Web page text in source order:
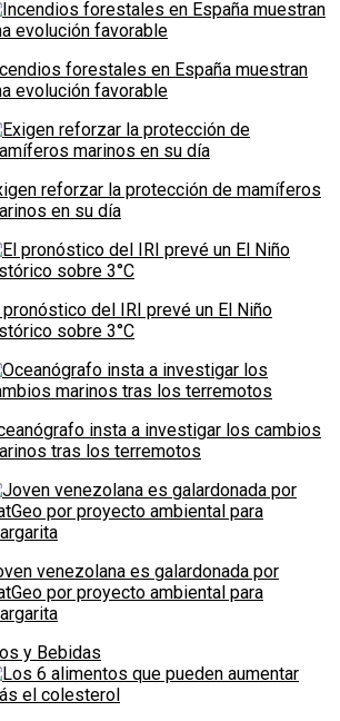
forestales en España muestran
evolución favorable
reforzar la protección de mamíferos
en su día
pronóstico del IRI prevé un El Niño
sobre 3°C
insta a investigar los cambios
tras los terremotos
venezolana es galardonada por
por proyecto ambiental para
y Bebidas